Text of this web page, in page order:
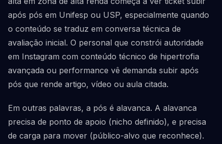
após pós em Unifesp ou USP, especialmente quando
o conteúdo se traduz em conversa técnica de
avaliação inicial. O personal que constrói autoridade
em Instagram com conteúdo técnico de hipertrofia
avançada ou performance vê demanda subir após
pós que rende artigo, vídeo ou aula citada.
Em outras palavras, a pós é alavanca. A alavanca
precisa de ponto de apoio (nicho definido), e precisa
de carga para mover (público-alvo que reconhece).